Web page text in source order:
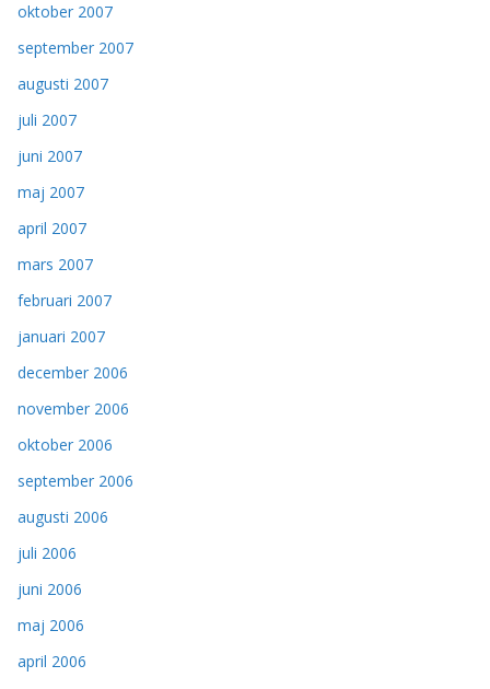
oktober 2007
september 2007
augusti 2007
juli 2007
juni 2007
maj 2007
april 2007
mars 2007
februari 2007
januari 2007
december 2006
november 2006
oktober 2006
september 2006
augusti 2006
juli 2006
juni 2006
maj 2006
april 2006